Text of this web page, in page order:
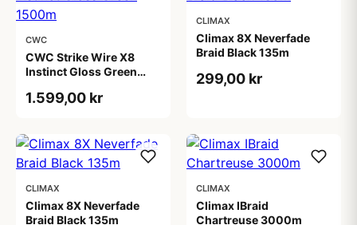
CWC
CWC Strike Wire X8
Instinct Gloss Green
1.599,00 kr
CLIMAX
Climax 8X Neverfade
Braid Black 135m
299,00 kr
CLIMAX
Climax 8X Neverfade
Braid Black 135m
CLIMAX
Climax IBraid
Chartreuse 3000m